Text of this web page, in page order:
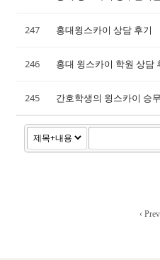
247 홍대윙스카이 상담 후기
246 홍대 윙스카이 학원 상담
245 간호학생의 윙스카이 승
‹ Prev